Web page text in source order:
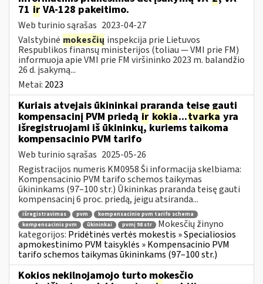
71 ir VA-128 pakeitimo.
Web turinio sąrašas 2023-04-27
Valstybinė mokesčių inspekcija prie Lietuvos
Respublikos finansų ministerijos (toliau ― VMI prie FM)
informuoja apie VMI prie FM viršininko 2023 m. balandžio
26 d. įsakymą...
Metai: 2023
Kuriais atvejais ūkininkai praranda teisę gauti
kompensacinį PVM priedą ir kokia...tvarka yra
išregistruojami iš ūkininkų, kuriems taikoma
kompensacinio PVM tarifo
Web turinio sąrašas 2025-05-26
Registracijos numeris KM0958 Ši informacija skelbiama:
Kompensacinio PVM tarifo schemos taikymas
ūkininkams (97–100 str.) Ūkininkas praranda teisę gauti
kompensacinį 6 proc. priedą, jeigu atsiranda...
išregistravimas pvm
kompensacinio pvm tarifo schema
kompensacinis pvm
ūkininkai pvmį 98 str
Mokesčių žinyno
kategorijos: Pridėtinės vertės mokestis » Specialiosios
apmokestinimo PVM taisyklės » Kompensacinio PVM
tarifo schemos taikymas ūkininkams (97–100 str.)
Kokios nekilnojamojo turto mokesčio